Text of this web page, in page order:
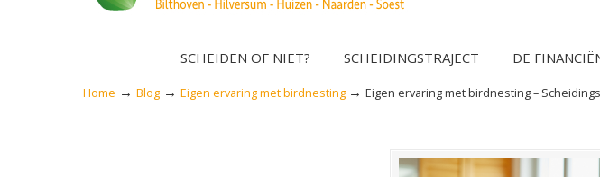
SCHEIDEN OF NIET? SCHEIDINGSTRAJECT DE
Home → Blog → Eigen ervaring met birdnesting → Eigen ervaring met birdnesting –